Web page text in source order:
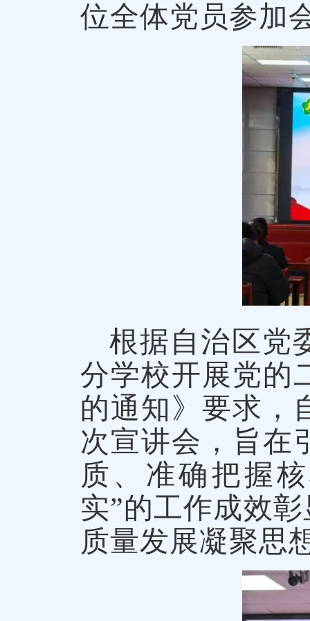
位全体党员参加
根据自治区党
分学校开展党的
的通知》要求，
次宣讲会，旨在
质、准确把握
实”的工作成效
质量发展凝聚思